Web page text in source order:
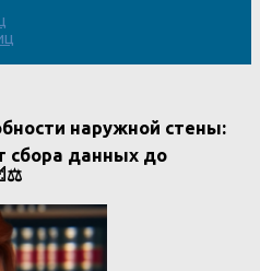
наружной стены:
сбора данных до